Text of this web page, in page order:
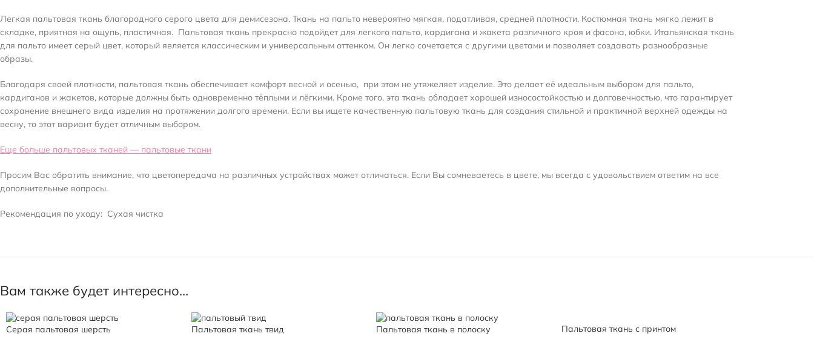
Легкая пальтовая ткань благородного серого цвета для демисезона. Ткань на пальто невероятно мягкая, податливая, средней плотности. Костюмная ткань мягко лежит в
складке, приятная на ощупь, пластичная. Пальтовая ткань прекрасно подойдет для легкого пальто, кардигана и жакета различного кроя и фасона, юбки. Итальянская ткань
для пальто имеет серый цвет, который является классическим и универсальным оттенком. Он легко сочетается с другими цветами и позволяет создавать разнообразные
образы.
Благодаря своей плотности, пальтовая ткань обеспечивает комфорт весной и осенью, при этом не утяжеляет изделие. Это делает её идеальным выбором для пальто,
кардиганов и жакетов, которые должны быть одновременно тёплыми и лёгкими. Кроме того, эта ткань обладает хорошей износостойкостью и долговечностью, что гарантирует
сохранение внешнего вида изделия на протяжении долгого времени. Если вы ищете качественную пальтовую ткань для создания стильной и практичной верхней одежды на
весну, то этот вариант будет отличным выбором.
Еще больше пальтовых тканей — пальтовые ткани
Просим Вас обратить внимание, что цветопередача на различных устройствах может отличаться. Если Вы сомневаетесь в цвете, мы всегда с удовольствием ответим на все
дополнительные вопросы.
Рекомендация по уходу: Сухая чистка
Вам также будет интересно…
Серая пальтовая шерсть Пальтовая ткань твид Пальтовая ткань в полоску Пальтовая ткань с принтом